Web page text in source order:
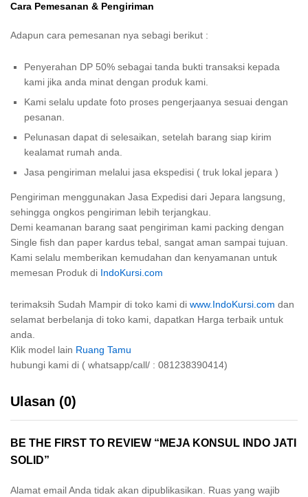
Cara Pemesanan & Pengiriman
Adapun cara pemesanan nya sebagi berikut :
Penyerahan DP 50% sebagai tanda bukti transaksi kepada
kami jika anda minat dengan produk kami.
Kami selalu update foto proses pengerjaanya sesuai dengan
pesanan.
Pelunasan dapat di selesaikan, setelah barang siap kirim
kealamat rumah anda.
Jasa pengiriman melalui jasa ekspedisi ( truk lokal jepara )
Pengiriman menggunakan Jasa Expedisi dari Jepara langsung,
sehingga ongkos pengiriman lebih terjangkau.
Demi keamanan barang saat pengiriman kami packing dengan
Single fish dan paper kardus tebal, sangat aman sampai tujuan.
Kami selalu memberikan kemudahan dan kenyamanan untuk
memesan Produk di IndoKursi.com
terimaksih Sudah Mampir di toko kami di www.IndoKursi.com dan
selamat berbelanja di toko kami, dapatkan Harga terbaik untuk
anda.
Klik model lain Ruang Tamu
hubungi kami di ( whatsapp/call/ : 081238390414)
Ulasan (0)
BE THE FIRST TO REVIEW “MEJA KONSUL INDO JATI
SOLID”
Alamat email Anda tidak akan dipublikasikan.
Ruas yang wajib